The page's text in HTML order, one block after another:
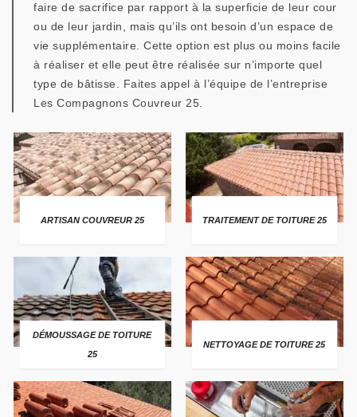
faire de sacrifice par rapport à la superficie de leur cour
ou de leur jardin, mais qu’ils ont besoin d’un espace de
vie supplémentaire. Cette option est plus ou moins facile
à réaliser et elle peut être réalisée sur n’importe quel
type de bâtisse. Faites appel à l’équipe de l’entreprise
Les Compagnons Couvreur 25.
ARTISAN COUVREUR 25 TRAITEMENT DE TOITURE 25
DÉMOUSSAGE DE TOITURE
25
NETTOYAGE DE TOITURE 25